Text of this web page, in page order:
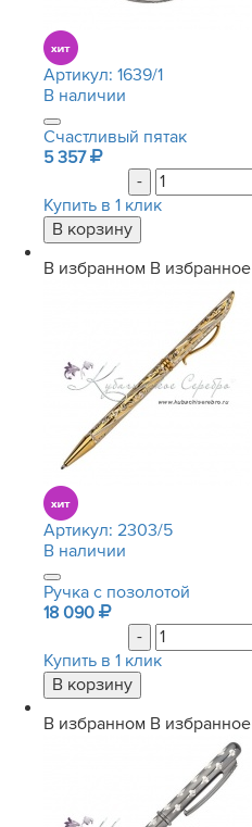
Артикул: 1639/1
В наличии
Счастливый пятак
5 357
-
Купить в 1 клик
В избранном В избранное
Артикул: 2303/5
В наличии
Ручка с позолотой
18 090
-
Купить в 1 клик
В избранном В избранное